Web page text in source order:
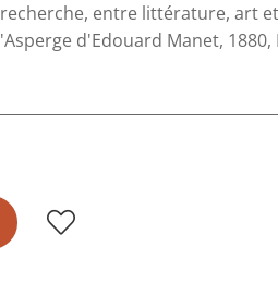
entre littérature, art
d'Edouard Manet, 1880,